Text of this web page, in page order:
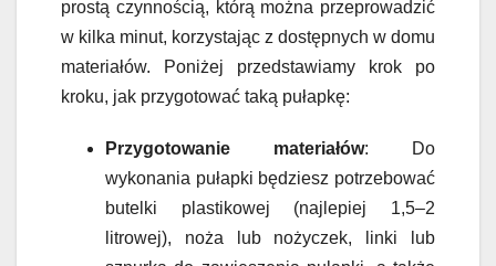
prostą czynnością, którą można przeprowadzić
w kilka minut, korzystając z dostępnych w domu
materiałów. Poniżej przedstawiamy krok po
kroku, jak przygotować taką pułapkę:
Przygotowanie materiałów: Do
wykonania pułapki będziesz potrzebować
butelki plastikowej (najlepiej 1,5–2
litrowej), noża lub nożyczek, linki lub